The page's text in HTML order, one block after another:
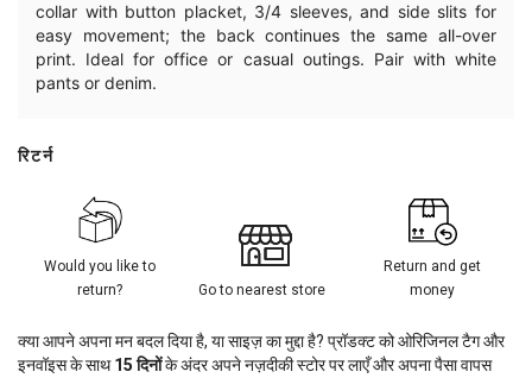
collar with button placket, 3/4 sleeves, and side slits for
easy movement; the back continues the same all-over
print. Ideal for office or casual outings. Pair with white
pants or denim.
रिटर्न
Would you like to
return?
Go to nearest store
Return and get
money
क्या आपने अपना मन बदल दिया है, या साइज़ का मुद्दा है? प्रॉडक्ट को ओरिजिनल टैग और
इनवॉइस के साथ15 दिनोंके अंदर अपने नज़दीकी स्टोर पर लाएँ और अपना पैसा वापस